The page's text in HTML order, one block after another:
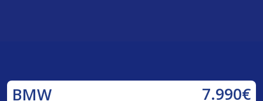
BMW 7.990€